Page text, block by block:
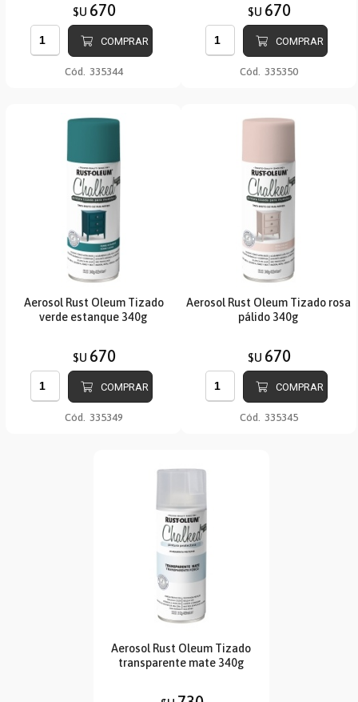
$U 670
COMPRAR
Cód. 335344
$U 670
COMPRAR
Cód. 335350
Aerosol Rust Oleum Tizado
verde estanque 340g
$U 670
COMPRAR
Cód. 335349
Aerosol Rust Oleum Tizado rosa
pálido 340g
$U 670
COMPRAR
Cód. 335345
Aerosol Rust Oleum Tizado
transparente mate 340g